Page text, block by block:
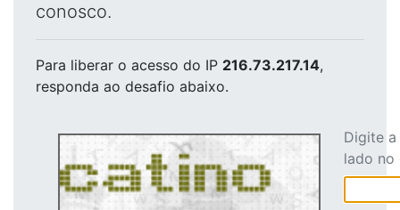
conosco.
Para liberar o acesso do IP 216.73.217.14,
responda ao desafio abaixo.
Digite
lado no